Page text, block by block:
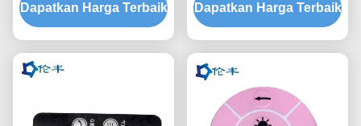
Dapatkan Harga Terbaik
Dapatkan Harga Terbaik